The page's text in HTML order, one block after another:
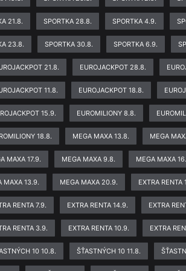
21.8. SPORTKA 28.8. SPORTKA 4.9.
23.8. SPORTKA 30.8. SPORTKA 6.9.
21.8. EUROJACKPOT 28.8.
11.8. EUROJACKPOT 18.8.
15.9. EUROMILIONY 8.8.
18.8. MEGA MAXA 13.8. MEGA
MAXA 17.9. MEGA MAXA 9.8. MEGA MAXA
MAXA 13.9. MEGA MAXA 20.9. EXTRA RENTA
RENTA 7.9. EXTRA RENTA 14.9. EXTRA
RENTA 3.9. EXTRA RENTA 10.9. EXTRA
10 10.8. ŠŤASTNÝCH 10 11.8.